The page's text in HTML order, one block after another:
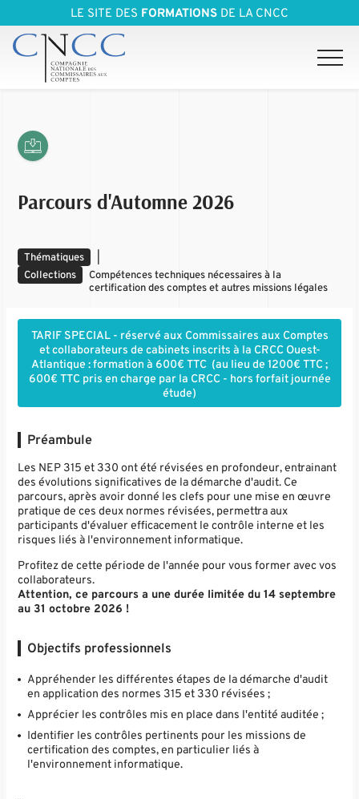
LE SITE DES FORMATIONS DE LA CNCC
Parcours d'Automne 2026
Thématiques
Collections
Compétences techniques nécessaires à la
certification des comptes et autres missions légales
​​​TARIF SPECIAL - réservé aux Commissaires aux Comptes
et collaborateurs de cabinets inscrits à la CRCC Ouest-
Atlantique : formation à 600€ TTC (au lieu de 1200€ TTC ;
600€ TTC pris en charge par la CRCC - hors forfait journée
étude)
Préambule
Les NEP 315 et 330 ont été révisées en profondeur, entrainant
des évolutions significatives de la démarche d'audit. Ce
parcours, après avoir donné les clefs pour une mise en œuvre
pratique de ces deux normes révisées, permettra aux
participants d'évaluer efficacement le contrôle interne et les
risques liés à l'environnement informatique.
Profitez de cette période de l'année pour vous former avec vos
collaborateurs.
Attention, ce parcours a une durée limitée du 14 septembre
au 31 octobre 2026 !
Objectifs professionnels
Appréhender les différentes étapes de la démarche d'audit
en application des normes 315 et 330 révisées ;
Apprécier les contrôles mis en place dans l'entité auditée ;
Identifier les contrôles pertinents pour les missions de
certification des comptes, en particulier liés à
l'environnement informatique.